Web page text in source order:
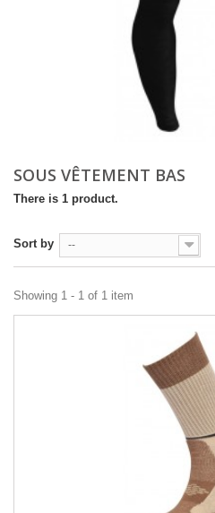
SOUS VÊTEMENT BAS
There is 1 product.
Sort by --
Showing 1 - 1 of 1 item